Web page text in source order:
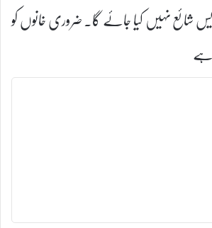
شائع نہیں کیا جائے گا۔ضروری خانوں کو
ہے